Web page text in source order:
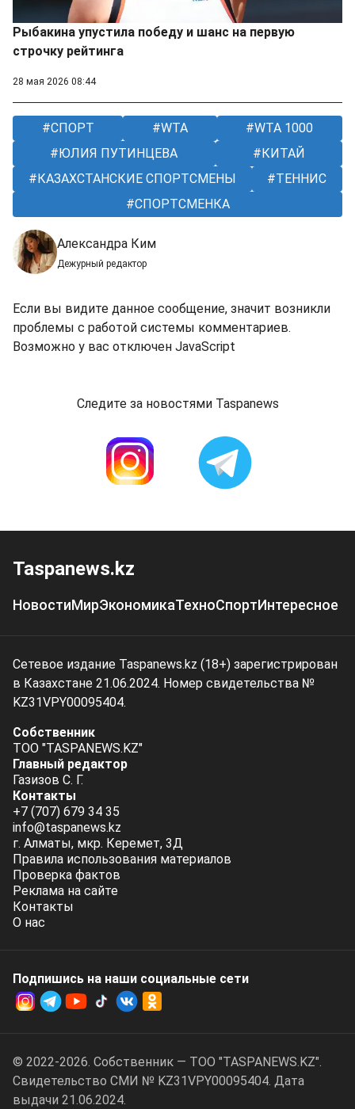
Рыбакина упустила победу и шанс на первую
строчку рейтинга
28 мая 2026 08:44
СПОРТ WTA
WTA 1000
ЮЛИЯ ПУТИНЦЕВА
КИТАЙ
КАЗАХСТАНСКИЕ СПОРТСМЕНЫ
ТЕННИС
СПОРТСМЕНКА
Александра Ким
Дежурный редактор
Если вы видите данное сообщение, значит возникли
проблемы с работой системы комментариев.
Возможно у вас отключен JavaScript
Следите за новостями Taspanews
Taspanews.kz
НовостиМирЭкономикаТехноСпортИнтересное
Сетевое издание Taspanews.kz (18+) зарегистрирован
в Казахстане 21.06.2024. Номер свидетельства №
KZ31VPY00095404.
Собственник
ТОО "TASPANEWS.KZ"
Главный редактор
Газизов С. Г.
Контакты
+7 (707) 679 34 35
info@taspanews.kz
г. Алматы, мкр. Керемет, 3Д
Правила использования материалов
Проверка фактов
Реклама на сайте
Контакты
О нас
Подпишись на наши социальные cети
© 2022-2026. Собственник — ТОО "TASPANEWS.KZ".
Cвидетельство СМИ № KZ31VPY00095404. Дата
выдачи 21.06.2024.